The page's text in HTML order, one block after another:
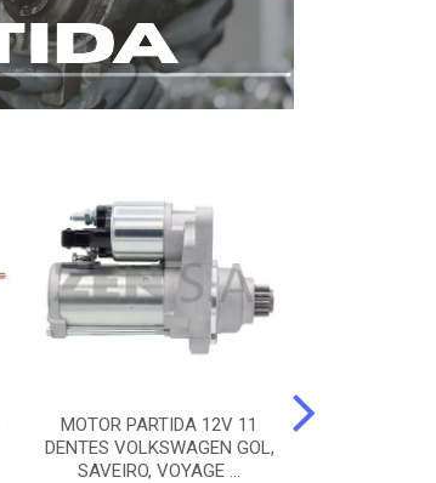
MOTOR PARTIDA 12V 11
DENTES VOLKSWAGEN GOL,
SAVEIRO, VOYAGE ...